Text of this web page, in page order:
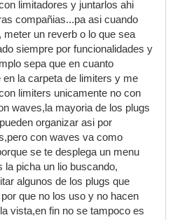
limitadores y juntarlos ahi
compañias...pa asi cuando
un reverb o lo que sea
siempre por funcionalidades y
sepa que en cuanto
la carpeta de limiters y me
limiters unicamente no con
waves,la mayoria de los plugs
organizar asi por
con waves va como
se te desplega un menu
la picha un lio buscando,
algunos de los plugs que
que no los uso y no hacen
vista,en fin no se tampoco es